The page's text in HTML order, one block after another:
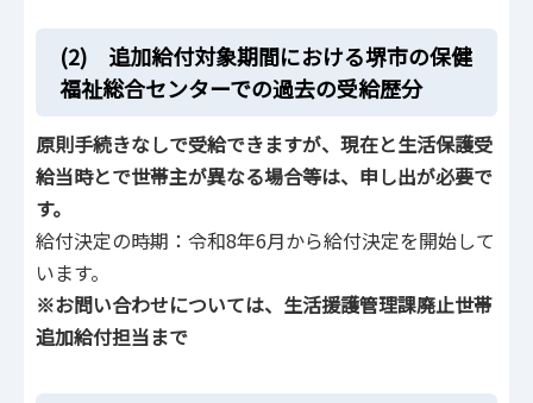
(2) 追加給付対象期間における堺市の保健
福祉総合センターでの過去の受給歴分
原則手続きなしで受給できますが、現在と生活保護受
給当時とで世帯主が異なる場合等は、申し出が必要で
す。
給付決定の時期：令和8年6月から給付決定を開始して
います。
※お問い合わせについては、生活援護管理課廃止世帯
追加給付担当まで